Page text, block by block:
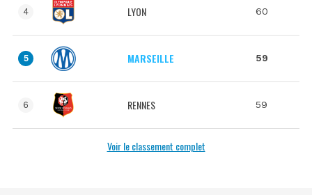
4 LYON 60
5 MARSEILLE 59
6 RENNES 59
Voir le classement complet